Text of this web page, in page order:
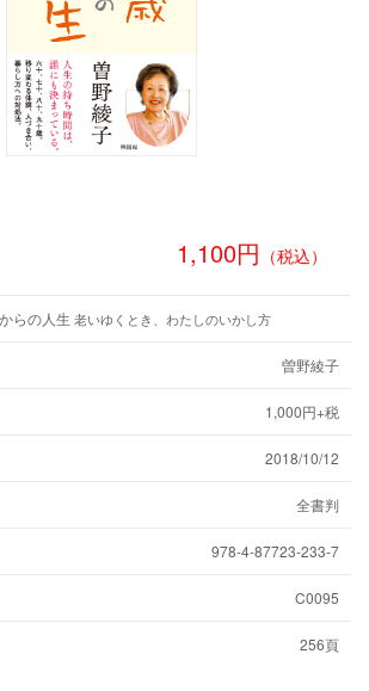
1,100円 （税込）
らの人生 老いゆくとき、わたしのいかし方
曽野綾子
1,000円+税
2018/10/12
全書判
978-4-87723-233-7
C0095
256頁